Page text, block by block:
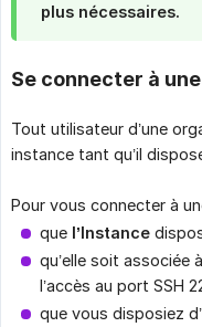
plus nécessaires.
Se connecter à
Tout utilisateur d’une
instance tant qu’il
Pour vous connecter à
que l’Instance
qu’elle soit associée
l’accès au port SSH
que vous disposiez